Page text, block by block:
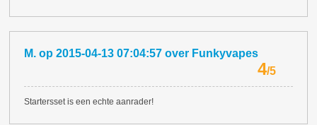
M. op2015-04-13 07:04:57 over Funkyvapes
4/5
Startersset is een echte aanrader!